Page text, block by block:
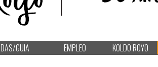
GUIA EMPLEO KOLDO ROYO